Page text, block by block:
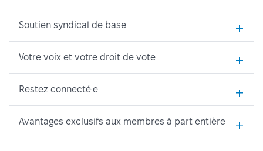
Soutien syndical de base +
Votre voix et votre droit de vote +
Restez connecté·e +
Avantages exclusifs aux membres à part entière +